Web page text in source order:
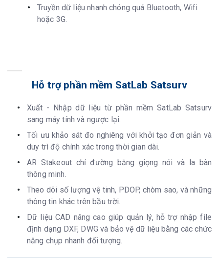
Truyền dữ liệu nhanh chóng quá Bluetooth, Wifi
hoặc 3G.
Hỗ trợ phần mềm SatLab Satsurv
Xuất - Nhập dữ liệu từ phần mềm SatLab Satsurv
sang máy tính và ngược lại.
Tối ưu khảo sát đo nghiêng với khởi tạo đơn giản và
duy trì độ chính xác trong thời gian dài.
AR Stakeout chỉ đường bằng giọng nói và la bàn
thông minh.
Theo dõi số lượng vệ tinh, PDOP, chòm sao, và những
thông tin khác trên bầu trời.
Dữ liệu CAD nâng cao giúp quản lý, hỗ trợ nhập file
định dạng DXF, DWG và bảo vệ dữ liệu bằng các chức
năng chụp nhanh đối tượng.